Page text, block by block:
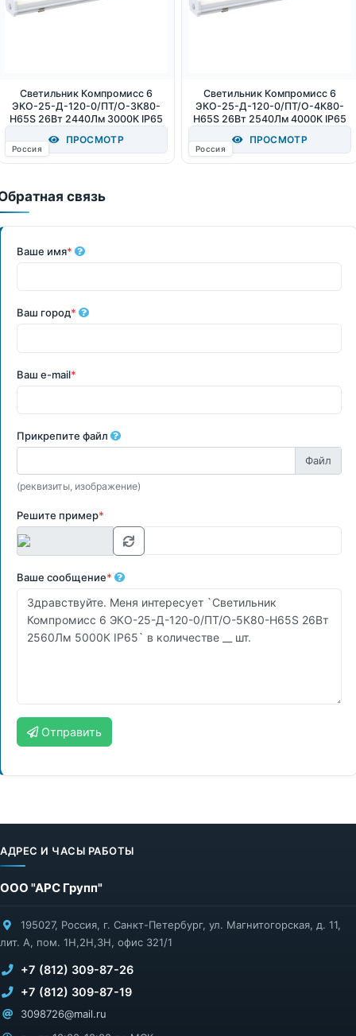
Светильник Компромисс 6
ЭКО-25-Д-120-0/ПТ/О-3К80-
Н65S 26Вт 2440Лм 3000К IP65
ПРОСМОТР
Россия
Светильник Компромисс 6
ЭКО-25-Д-120-0/ПТ/О-4К80-
Н65S 26Вт 2540Лм 4000К IP65
ПРОСМОТР
Россия
связь
Ваше имя*
Ваш город*
Ваш e-mail*
Прикрепите файл
(реквизиты, изображение)
Решите пример*
Ваше сообщение*
Отправить
АДРЕС И ЧАСЫ РАБОТЫ
ООО "АРС Групп"
195027, Россия, г. Санкт-Петербург, ул. Магнитогорская, д. 11,
лит. А, пом. 1Н,2Н,3Н, офис 321/1
+7 (812) 309-87-26
+7 (812) 309-87-19
3098726@mail.ru